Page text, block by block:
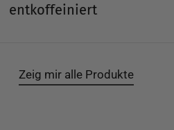
entkoffeiniert
2
Zeig mir alle Produkte